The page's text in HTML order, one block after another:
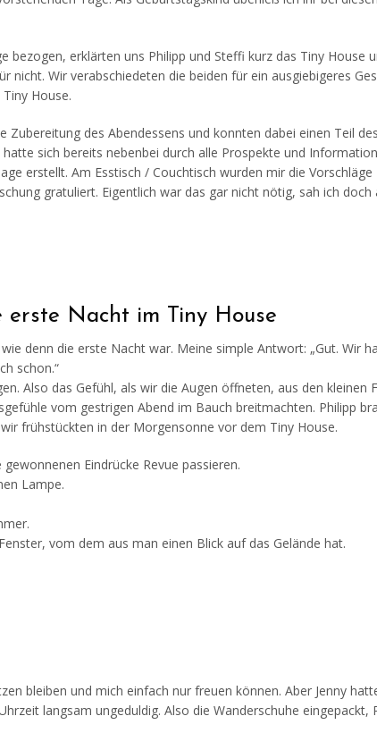
bezogen, erklärten uns Philipp und Steffi kurz das Tiny House
nicht. Wir verabschiedeten die beiden für ein ausgiebigeres
House.
Zubereitung des Abendessens und konnten dabei einen Teil
sich bereits nebenbei durch alle Prospekte und
erstellt. Am Esstisch / Couchtisch wurden mir die
gratuliert. Eigentlich war das gar nicht nötig, sah ich doch
erste Nacht im Tiny House
denn die erste Nacht war. Meine simple Antwort: „Gut. Wir
schon.“
Also das Gefühl, als wir die Augen öffneten, aus den kleinen
vom gestrigen Abend im Bauch breitmachten. Philipp
frühstückten in der Morgensonne vor dem Tiny House.
Eindrücke Revue passieren.
Lampe.
vom dem aus man einen Blick auf das Gelände hat.
bleiben und mich einfach nur freuen können. Aber Jenny
langsam ungeduldig. Also die Wanderschuhe eingepackt,